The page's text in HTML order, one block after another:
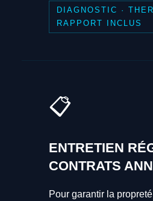
DIAGNOSTIC ·
RAPPORT INCLUS
📋
ENTRETIEN
CONTRATS
Pour garantir la